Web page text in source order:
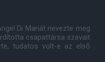
Di Mariát nevezte meg
csapattársa szavait
tudatos volt-e az elsõ